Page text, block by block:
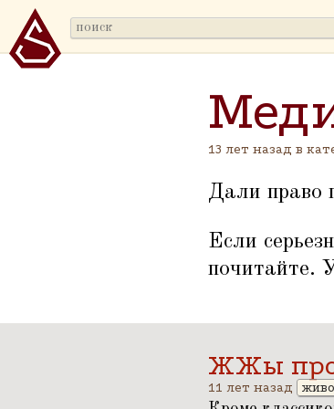
13 лет назад в
Дали право
Если
почитайте.
ЖЖы про
11 лет назад